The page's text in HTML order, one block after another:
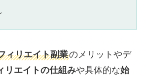
ィリエイト副業のメリットやデ
リエイトの仕組みや具体的な始